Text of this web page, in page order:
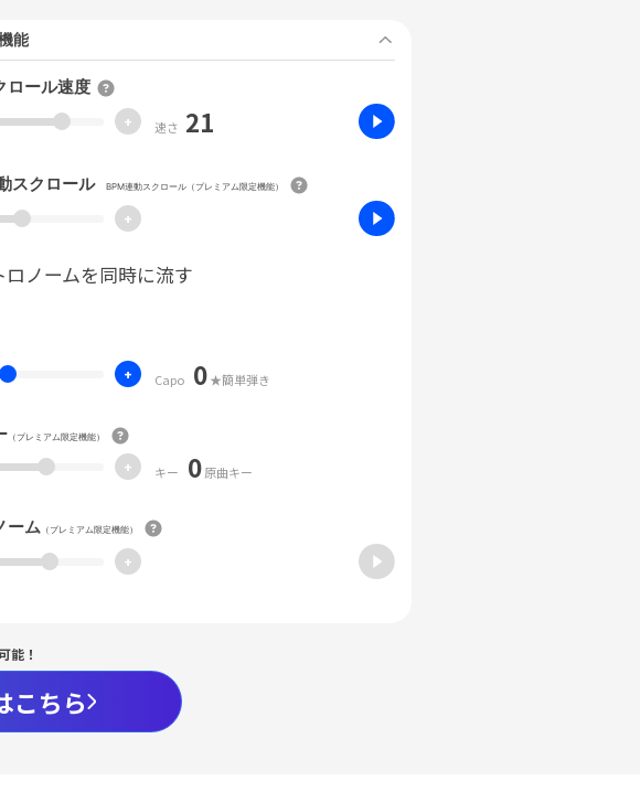
能
ロール速度
+ 速さ 21
スクロール BPM連動スクロール（プレミアム限定機能）
+
ロノームを同時に流す
+ Capo 0★簡単弾き
（プレミアム限定機能）
+ キー 0原曲キー
ーム （プレミアム限定機能）
+
能！
こちら